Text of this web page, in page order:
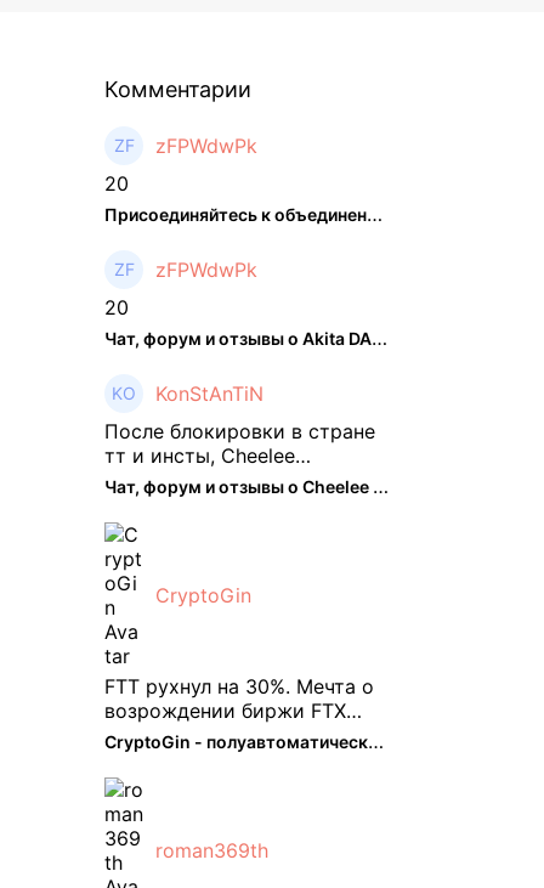
Комментарии
zFPWdwPk
20
Присоединяйтесь к объединенном ...
zFPWdwPk
20
Чат, форум и отзывы о Akita DAO (HACHI) - The Hedger
KonStAnTiN
После блокировки в стране
тт и инсты, Cheelee
пришелся как нельзя кстати.
Классно что его можно
юзать без так уже всем
надоевшего vpn. Сейчас
просто чилю и наслаждаюсь
др ...
Чат, форум и отзывы о Cheelee (CHEELEE) - The Hedger
CryptoGin
FTT рухнул на 30%. Мечта о
возрождении биржи FTX
испаряется, вызывая
массовую распродажу ее
собственного токена FTT. По
словам Кайко , 5 февраля
FTT, ныне бесполезная ...
CryptoGin - полуавтоматический ...
roman369th